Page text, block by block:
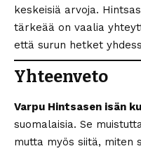
keskeisiä arvoja.
tärkeää on vaalia
että surun hetket
Yhteenveto
Varpu Hintsasen isän
suomalaisia. Se
mutta myös siitä, miten